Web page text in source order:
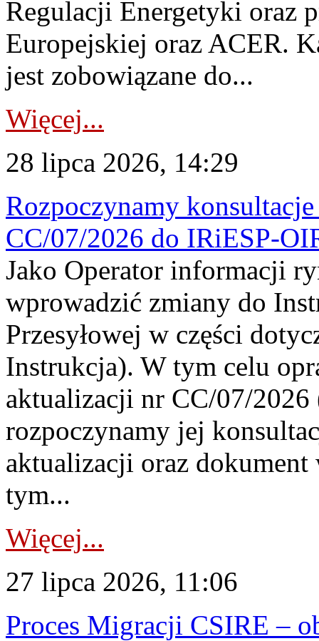
Regulacji Energetyki oraz
Europejskiej oraz ACER.
jest zobowiązane do...
Więcej...
28 lipca 2026, 14:29
Rozpoczynamy
CC/07/2026 do IRiESP-
Jako Operator informacji
wprowadzić zmiany do
Przesyłowej w części
Instrukcja). W tym celu
aktualizacji nr CC/07/
rozpoczynamy jej
aktualizacji oraz
tym...
Więcej...
27 lipca 2026, 11:06
Proces Migracji CSIRE –